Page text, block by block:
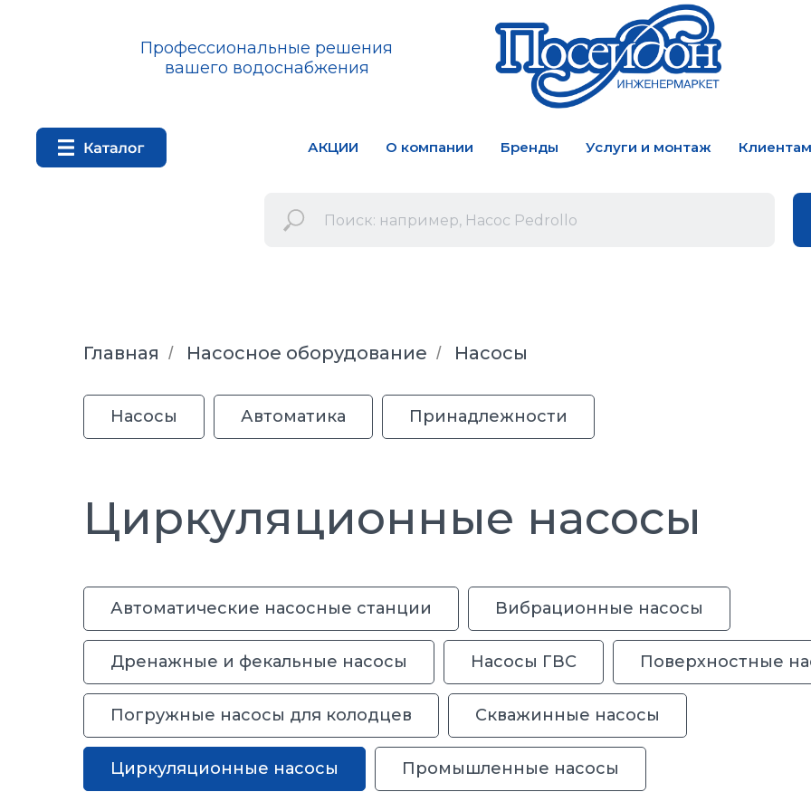
Профессиональные решения
вашего водоснабжения
АКЦИИ О компании Бренды Услуги и монтаж Клиентам
Главная / Насосное оборудование / Насосы
Насосы Автоматика Принадлежности
Циркуляционные насосы
Автоматические насосные станции Вибрационные насосы
Дренажные и фекальные насосы Насосы ГВС Поверхностные
Погружные насосы для колодцев Скважинные насосы
Циркуляционные насосы Промышленные насосы